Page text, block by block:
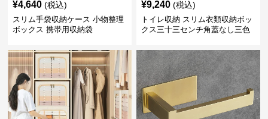
¥4,640 (税込)
スリム手袋収納ケース 小物整理
ボックス 携帯用収納袋
¥9,240 (税込)
トイレ収納 スリム衣類収納ボッ
クス三十三センチ角蓋なし三色